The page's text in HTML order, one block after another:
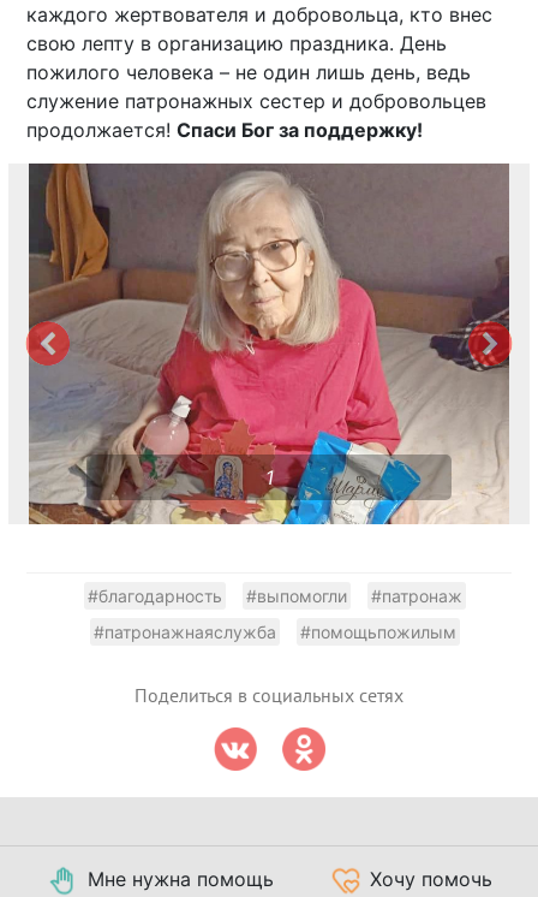
каждого жертвователя и добровольца, кто внес
свою лепту в организацию праздника. День
пожилого человека – не один лишь день, ведь
служение патронажных сестер и добровольцев
продолжается!Спаси Бог за поддержку!
1
#благодарность #выпомогли
#патронаж
#патронажнаяслужба
#помощьпожилым
Поделиться в социальных сетях
Мне нужна помощь Хочу помочь